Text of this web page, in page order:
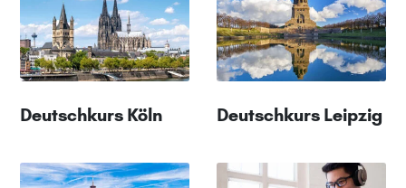
Deutschkurs Köln Deutschkurs Leipzig